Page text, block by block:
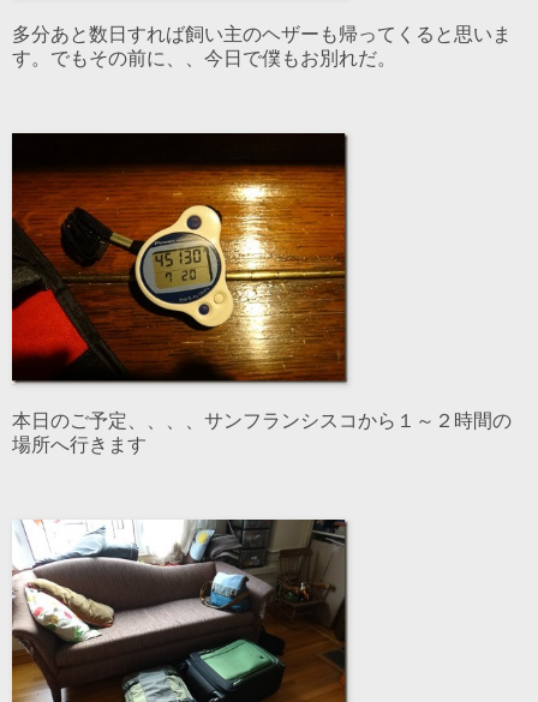
多分あと数日すれば飼い主のヘザーも帰ってくると思いま
す。でもその前に、、今日で僕もお別れだ。
本日のご予定、、、、サンフランシスコから１～２時間の
場所へ行きます